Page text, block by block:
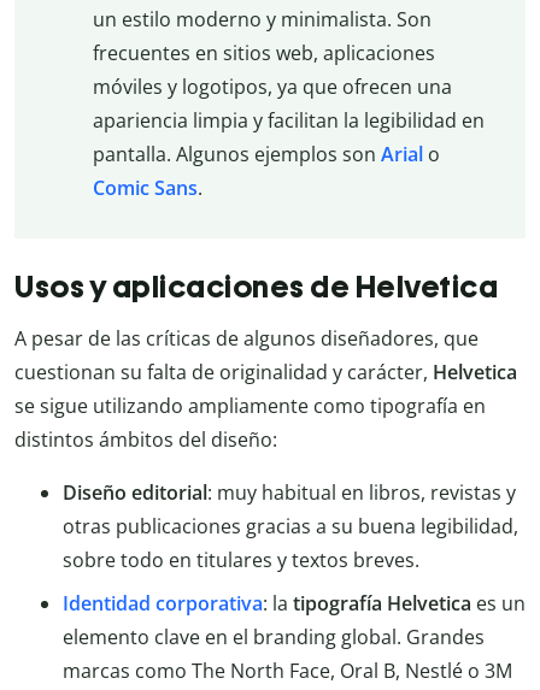
un estilo moderno y minimalista. Son
frecuentes en sitios web, aplicaciones
móviles y logotipos, ya que ofrecen una
apariencia limpia y facilitan la legibilidad en
pantalla. Algunos ejemplos son Arialo
Comic Sans.
Usos y aplicaciones de Helvetica
A pesar de las críticas de algunos diseñadores, que
cuestionan su falta de originalidad y carácter, Helvetica
se sigue utilizando ampliamente como tipografía en
distintos ámbitos del diseño:
Diseño editorial: muy habitual en libros, revistas y
otras publicaciones gracias a su buena legibilidad,
sobre todo en titulares y textos breves.
Identidad corporativa: la tipografía Helvetica es un
elemento clave en el branding global. Grandes
marcas como The North Face, Oral B, Nestlé o 3M